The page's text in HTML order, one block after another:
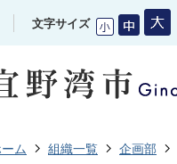
文字サイズ
ム 組織一覧 企画部